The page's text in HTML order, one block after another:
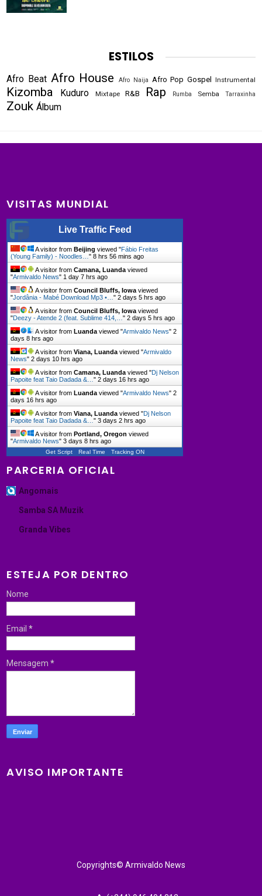
ESTILOS
Afro Beat Afro House Afro Naija Afro Pop Gospel Instrumental
Kizomba Kuduro Mixtape R&B Rap Rumba Semba Tarraxinha
Zouk Álbum
VISITAS MUNDIAL
Live Traffic Feed
A visitor from Beijing viewed "Fábio Freitas
(Young Family) - Noodles…"8 hrs 56 mins ago
A visitor fromCamana, Luanda viewed
"Armivaldo News" 1 day 7 hrs ago
A visitor fromCouncil Bluffs, Iowa viewed
"Jordânia - Mabé Download Mp3 •…"2 days 5 hrs ago
A visitor fromCouncil Bluffs, Iowa viewed
"Deezy - Atende 2 (feat. Sublime 414,…"2 days 5 hrs ago
A visitor from Luanda viewed "Armivaldo News"2
days 8 hrs ago
A visitor fromViana, Luanda viewed "Armivaldo
News"2 days 10 hrs ago
A visitor fromCamana, Luanda viewed "Dj Nelson
Papoite feat Taio Dadada &…"2 days 16 hrs ago
A visitor from Luanda viewed "Armivaldo News"2
days 16 hrs ago
A visitor fromViana, Luanda viewed "Dj Nelson
Papoite feat Taio Dadada &…"3 days 2 hrs ago
A visitor from Portland, Oregon viewed
"Armivaldo News"3 days 8 hrs ago
Get Script Real Time Tracking ON
PARCERIA OFICIAL
Angomais
Samba SA Muzik
Granda Vibes
ESTEJA POR DENTRO
Nome
Email*
Mensagem*
AVISO IMPORTANTE
Copyrights© Armivaldo News